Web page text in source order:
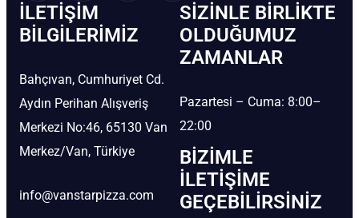
İLETIŞIM
BİLGILERIMIZ
Bahçıvan, Cumhuriyet Cd.
Aydın Perihan Alışveriş
Merkezi No:46, 65130 Van
Merkez/Van, Türkiye
info@vanstarpizza.com
SIZINLE BIRLIKTE
OLDUĞUMUZ
ZAMANLAR
Pazartesi – Cuma: 8:00–
22:00
BIZIMLE
İLETIŞIME
GEÇEBILIRSINIZ